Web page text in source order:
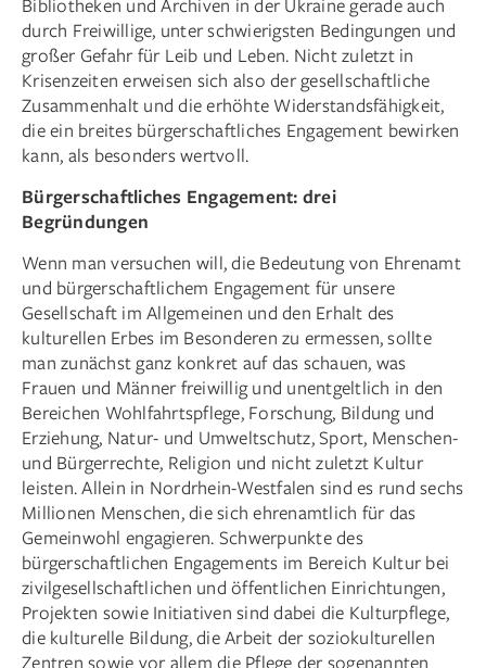
Bibliotheken und Archiven in der Ukraine gerade auch
durch Freiwillige, unter schwierigsten Bedingungen und
großer Gefahr für Leib und Leben. Nicht zuletzt in
Krisenzeiten erweisen sich also der gesellschaftliche
Zusammenhalt und die erhöhte Widerstandsfähigkeit,
die ein breites bürgerschaft­liches Engagement bewirken
kann, als besonders wertvoll.
Bürgerschaftliches Engagement: drei
Begründungen
Wenn man versuchen will, die Bedeutung von Ehrenamt
und bürgerschaftlichem Engagement für unsere
Gesellschaft im Allgemeinen und den Erhalt des
kulturellen Erbes im Besonderen zu ermessen, sollte
man zunächst ganz konkret auf das schauen, was
Frauen und Männer freiwillig und unentgeltlich in den
Bereichen Wohlfahrtspflege, Forschung, Bildung und
Erziehung, Natur- und Umweltschutz, Sport, Menschen-
und Bürgerrechte, Religion und nicht zuletzt Kultur
leisten. Allein in Nordrhein-Westfalen sind es rund sechs
Millionen Menschen, die sich ehrenamtlich für das
Gemeinwohl engagieren. Schwerpunkte des
bürgerschaftlichen Engagements im Bereich Kultur bei
zivilgesellschaftlichen und öffentlichen Einrichtungen,
Projekten sowie Initiativen sind dabei die Kulturpflege,
die kulturelle Bildung, die Arbeit der soziokulturellen
Zentren sowie vor allem die Pflege der sogenannten